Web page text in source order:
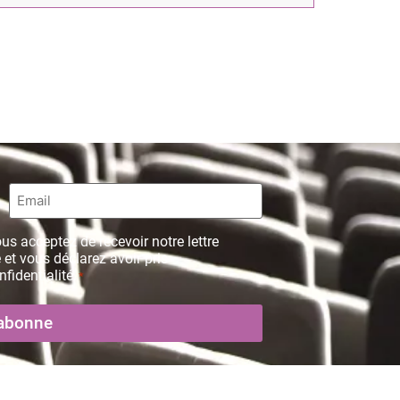
Email
acceptez de recevoir notre lettre
vous déclarez avoir pris
*